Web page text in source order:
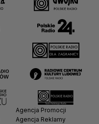
Agencja Promocji
Agencja Reklamy